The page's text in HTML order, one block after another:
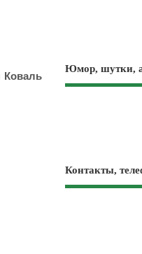
Коваль
Юмор, шутки,
Контакты,